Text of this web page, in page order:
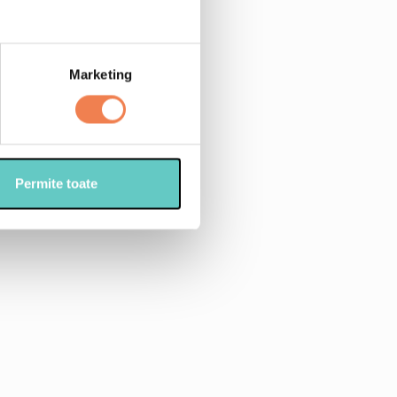
Marketing
Permite toate
pai